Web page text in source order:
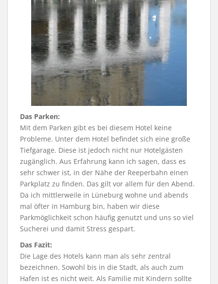
Das Parken:
Mit dem Parken gibt es bei diesem Hotel keine
Probleme. Unter dem Hotel befindet sich eine große
Tiefgarage. Diese ist jedoch nicht nur Hotelgästen
zugänglich. Aus Erfahrung kann ich sagen, dass es
sehr schwer ist, in der Nähe der Reeperbahn einen
Parkplatz zu finden. Das gilt vor allem für den Abend.
Da ich mittlerweile in Lüneburg wohne und abends
mal öfter in Hamburg bin, haben wir diese
Parkmöglichkeit schon häufig genutzt und uns so viel
Sucherei und damit Stress gespart.
Das Fazit:
Die Lage des Hotels kann man als sehr zentral
bezeichnen. Sowohl bis in die Stadt, als auch zum
Hafen ist es nicht weit. Als Familie mit Kindern sollte